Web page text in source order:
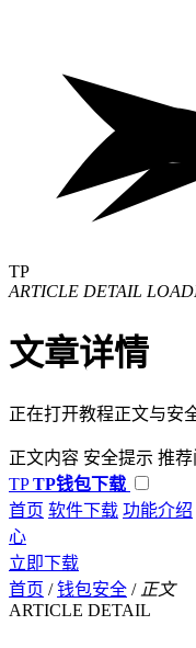
TP
ARTICLE DETAIL
文章详情
正在打开教程正文与安
正文内容 安全提示 推
TP TP钱包下载
首页 软件下载 功能介绍
心
立即下载
首页 / 钱包安全 / 正文
ARTICLE DETAIL